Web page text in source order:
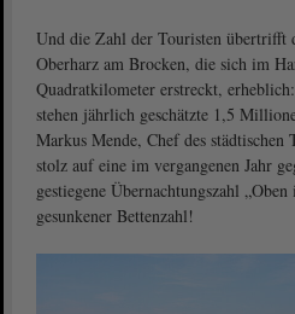
Und die Zahl der Touristen übertrifft
Oberharz am Brocken, die sich im
Quadratkilometer erstreckt,
stehen jährlich geschätzte 1,5
Markus Mende, Chef des städtischen
stolz auf eine im vergangenen Jahr
gestiegene Übernachtungszahl
gesunkener Bettenzahl!